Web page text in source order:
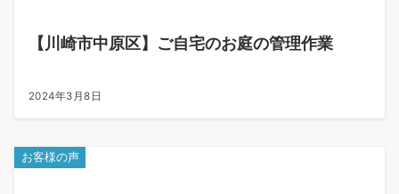
【川崎市中原区】ご自宅のお庭の管理作業
2024年3月8日
お客様の声